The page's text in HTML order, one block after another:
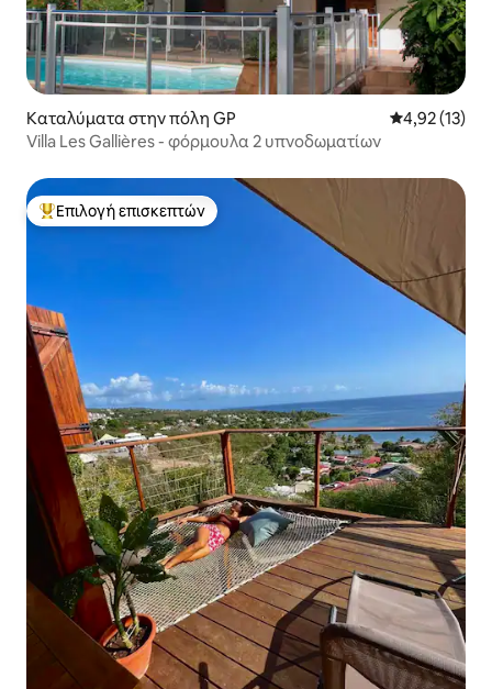
Καταλύματα στην πόλη GP Μέση
4,92 (13)
Villa Les Gallières - φόρμουλα 2 υπνοδωματίων
Κορυφαία επιλογή επισκεπτών
Επιλογή επισκεπτών